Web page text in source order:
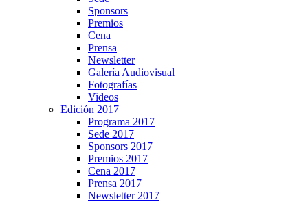
Sponsors
Premios
Cena
Prensa
Newsletter
Galería Audiovisual
Fotografías
Videos
Edición 2017
Programa 2017
Sede 2017
Sponsors 2017
Premios 2017
Cena 2017
Prensa 2017
Newsletter 2017